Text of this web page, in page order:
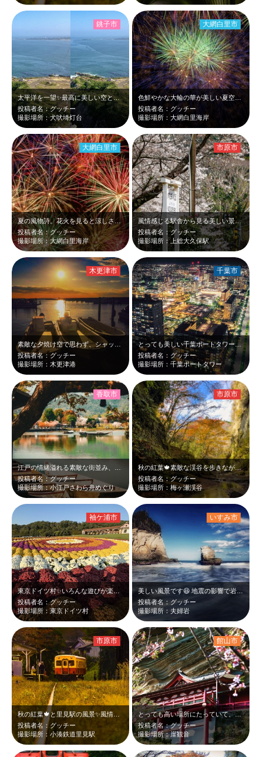
太平洋を一望✨️最高に美しい空と海に黄昏てしまいました😆
投稿者名：グッチー
撮影場所：犬吠埼灯台
銚子市
色鮮やかな大輪の華が美しい夏空に打ち上げられてる光景は最高です😆
投稿者名：グッチー
撮影場所：大網白里海岸
大網白里市
夏の風物詩。花火を見ると涼しさを感じました😆
投稿者名：グッチー
撮影場所：大網白里海岸
大網白里市
風情感じる駅舎から見る美しい景色😆
投稿者名：グッチー
撮影場所：上総大久保駅
市原市
投稿者名：グッチー
撮影場所：木更津港
木更津市
とっても美しい千葉ポートタワーからの夜景🏙
投稿者名：グッチー
撮影場所：千葉ポートタワー
千葉市
投稿者名：グッチー
撮影場所：小江戸さわら舟めぐり
香取市
秋の紅葉🍁素敵な渓谷を歩きながら楽しめます😆
投稿者名：グッチー
撮影場所：梅ヶ瀬渓谷
市原市
東京ドイツ村✨️いろんな遊びが楽しめる素敵なスポット😆
投稿者名：グッチー
撮影場所：東京ドイツ村
袖ケ浦市
美しい風景です😆 地震の影響で岩のアーチがなくなってしまったみたいで残念です…
投稿者名：グッチー
撮影場所：夫婦岩
いすみ市
秋の紅葉🍁と里見駅の風景✨️風情感じる駅舎も素敵な場所でした😆
投稿者名：グッチー
撮影場所：小湊鉄道里見駅
市原市
とっても高い場所にたっていて、春の桜の時期はとっても素敵でした😆
投稿者名：グッチー
撮影場所：崖観音
館山市